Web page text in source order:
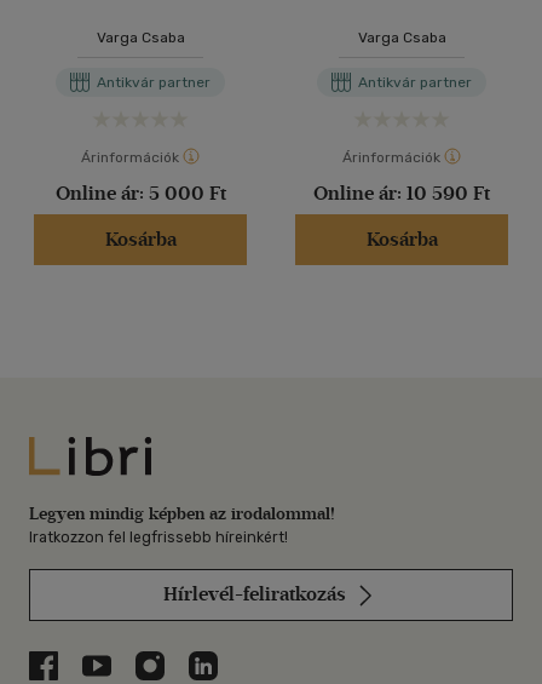
Varga Csaba
Antikvár partner
Árinformációk
Online ár: 5 000 Ft
Kosárba
Varga Csaba
Antikvár partner
Árinformációk
Online ár: 10 590 Ft
Kosárba
Libri
Legyen mindig képben az irodalommal!
Iratkozzon fel legfrissebb híreinkért!
Hírlevél-feliratkozás
Libri a Facebookon
Libri a Youtube-on
Libri az Instagramon
Libri a LinkedInen